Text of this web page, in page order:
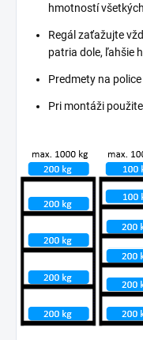
hmotností
Regál zaťažujte
patria dole, ľahšie
Predmety na
Pri montáži